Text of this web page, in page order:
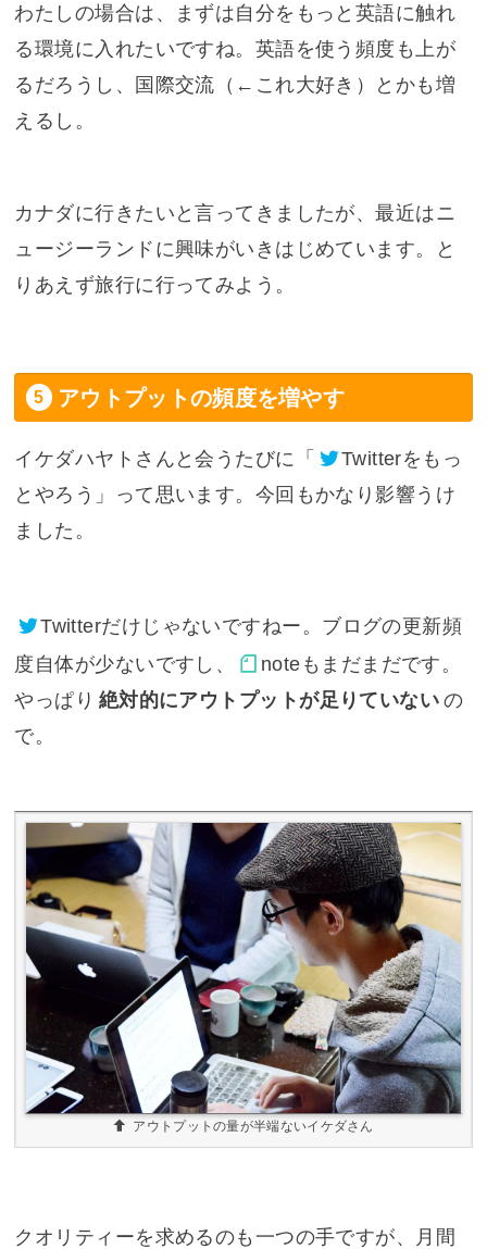
わたしの場合は、まずは自分をもっと英語に触れ
る環境に入れたいですね。英語を使う頻度も上が
るだろうし、国際交流（←これ大好き）とかも増
えるし。
カナダに行きたいと言ってきましたが、最近はニ
ュージーランドに興味がいきはじめています。と
りあえず旅行に行ってみよう。
アウトプットの頻度を増やす
イケダハヤトさんと会うたびに「 Twitterをもっ
とやろう」って思います。今回もかなり影響うけ
ました。
Twitterだけじゃないですねー。ブログの更新頻
度自体が少ないですし、
note もまだまだです。
やっぱり 絶対的にアウトプットが足りていない の
で。
アウトプットの量が半端ないイケダさん
クオリティーを求めるのも一つの手ですが、月間